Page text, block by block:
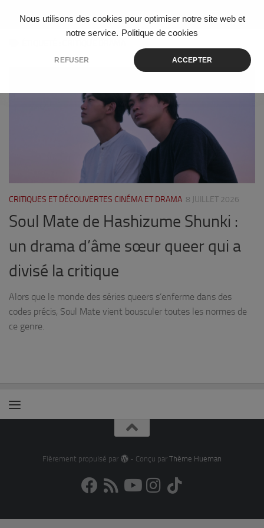
Nous utilisons des cookies pour optimiser notre site web et
notre service. Politique de cookies
REFUSER ACCEPTER
Skip to content
CRITIQUES ET DÉCOUVERTES CINÉMA ET DRAMA 8 JUILLET 2026
Soul Mate de Hashizume Shunki :
un drama d’âme sœur queer qui a
divisé la critique
Alors que le monde des séries queers s’enferme dans des
codes précis, Soul Mate vient bousculer toutes les normes de
ce genre.
Fièrement propulsé par - Conçu par Thème Hueman